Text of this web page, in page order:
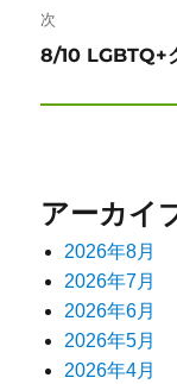
ゲ
ン
稿:
次
次
8/10 LGBTQ+
アーカイ
2026年8月
2026年7月
2026年6月
2026年5月
2026年4月